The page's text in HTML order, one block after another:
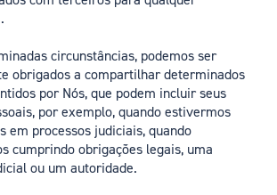
circunstâncias, podemos ser
obrigados a compartilhar determinados
por Nós, que podem incluir seus
por exemplo, quando estivermos
em processos judiciais, quando
cumprindo obrigações legais, uma
ou um autoridade.